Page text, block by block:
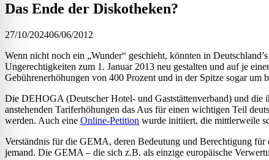
Das Ende der Diskotheken?
27/10/202406/06/2012
Wenn nicht noch ein „Wunder“ geschieht, könnten in
Ungerechtigkeiten zum 1. Januar 2013 neu gestalten und auf je
Gebührenerhöhungen von 400 Prozent und in der Spitze sogar um
Die DEHOGA (Deutscher Hotel- und Gaststättenverband) und die
anstehenden Tariferhöhungen das Aus für einen wichtigen Teil
werden. Auch eine Online-Petition wurde initiiert, die mittlerweile
Verständnis für die GEMA, deren Bedeutung und Berechtigung
jemand. Die GEMA – die sich z.B. als einzige europäische